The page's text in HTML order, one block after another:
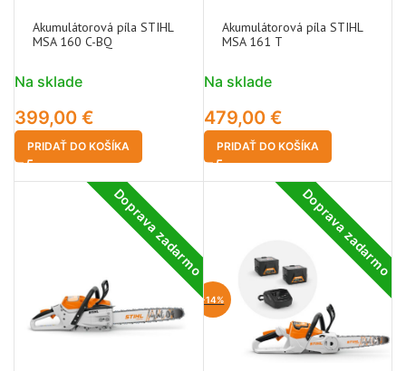
Akumulátorová píla STIHL
MSA 160 C-BQ
Na sklade
399,00 €
PRIDAŤ DO KOŠÍKA
Akumulátorová píla STIHL
MSA 161 T
Na sklade
479,00 €
PRIDAŤ DO KOŠÍKA
Doprava zadarmo Doprava zadarmo
-14%